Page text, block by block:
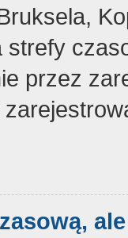
strefy
przez